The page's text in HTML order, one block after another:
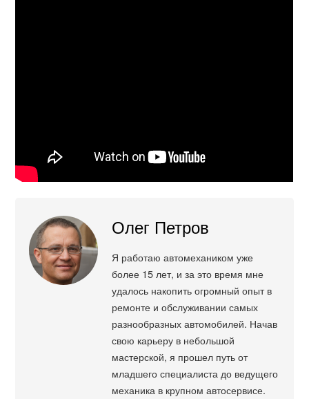
Олег Петров
Я работаю автомехаником уже
более 15 лет, и за это время мне
удалось накопить огромный опыт в
ремонте и обслуживании самых
разнообразных автомобилей. Начав
свою карьеру в небольшой
мастерской, я прошел путь от
младшего специалиста до ведущего
механика в крупном автосервисе.